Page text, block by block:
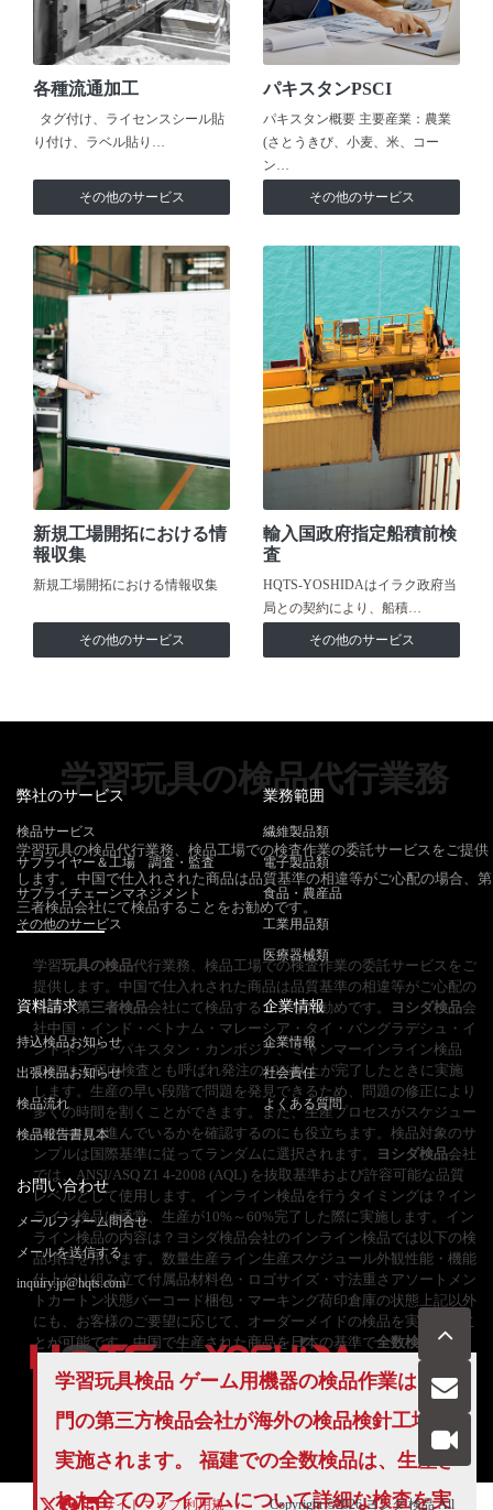
各種流通加工
タグ付け、ライセンスシール貼
り付け、ラベル貼り…
その他のサービス
パキスタンPSCI
パキスタン概要 主要産業：農業
(さとうきび、小麦、米、コー
ン…
その他のサービス
新規工場開拓における情
報収集
新規工場開拓における情報収集
その他のサービス
輸入国政府指定船積前検
査
HQTS-YOSHIDAはイラク政府当
局との契約により、船積…
その他のサービス
学習玩具の検品代行業務
学習玩具の検品代行業務、検品工場での検査作業の委託サービスをご提供
します。 中国で仕入れされた商品は品質基準の相違等がご心配の場合、第
三者検品会社にて検品することをお勧めです。
学習玩具の検品代行業務、検品工場での検査作業の委託サービスをご
提供します。中国で仕入れされた商品は品質基準の相違等がご心配の
場合、第三者検品会社にて検品することをお勧めです。 ヨシダ検品会
社中国・インド・ベトナム・マレーシア・タイ・バングラデシュ・イ
ンドネシア・パキスタン・カンボジア、ミャンマーインライン検品
(DPI)は工程内検査とも呼ばれ発注の10%以上が完了したときに実施
します。生産の早い段階で問題を発見できるため、問題の修正により
多くの時間を割くことができます。また、生産プロセスがスケジュー
ルどおりに進んでいるかを確認するのにも役立ちます。検品対象のサ
ンプルは国際基準に従ってランダムに選択されます。
ヨシダ検品会社
では、ANSI/ASQ Z1 4-2008 (AQL) を抜取基準および許容可能な品質
レベルとして使用します。インライン検品を行うタイミングは？イン
ライン検品は通常、生産が10%～60%完了した際に実施します。イン
ライン検品の内容は？ヨシダ検品会社のインライン検品では以下の検
品項目を用います。数量生産ライン生産スケジュール外観性能・機能
仕上がり組み立て付属品材料色・ロゴサイズ・寸法重さアソートメン
トカートン状態バーコード梱包・マーキング荷印倉庫の状態上記以外
にも、お客様のご要望に応じて、オーダーメイドの検品を実施するこ
とが可能です。中国で生産された商品を日本の基準で全数検査 。
学習玩具検品 ゲーム用機器の検品作業は、専
門の第三方検品会社が海外の検品検針工場で
実施されます。 福建での全数検品は、生産さ
れた全てのアイテムについて詳細な検査を実
弊社のサービス
検品サービス
サプライヤー＆工場 調査・監査
サプライチェーンマネジメント
その他のサービス
業務範囲
繊維製品類
電子製品類
食品・農産品
工業用品類
医療器械類
資料請求
持込検品お知らせ
出張検品お知らせ
検品流れ
検品報告書見本
企業情報
企業情報
社会責任
よくある質問
お問い合わせ
メールフォーム問合せ
メールを送信する
inquiry.jp@hqts.com
お電話でのお問い合わせ
お問い合わせ
サイトマップ 利用規 Copyright ©2026ヨシダ 検品All